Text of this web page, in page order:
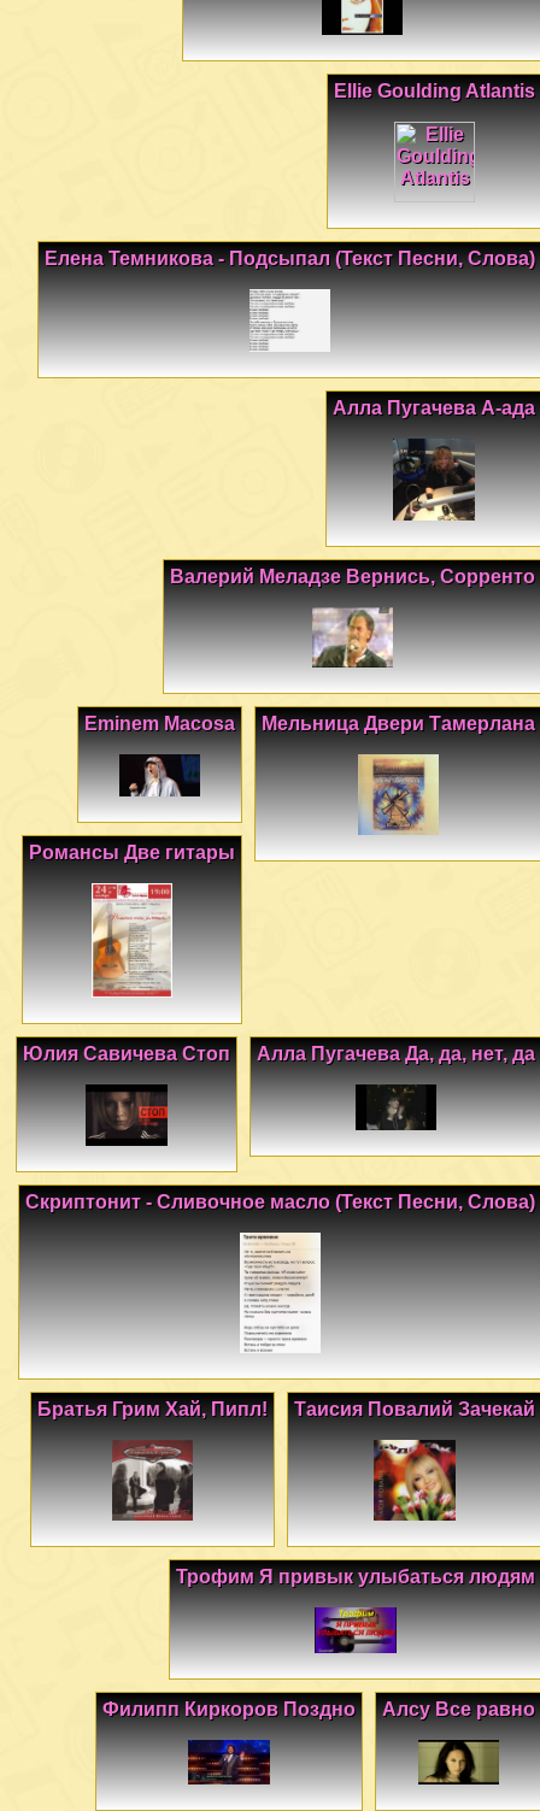
Ellie Goulding Atlantis
Елена Темникова - Подсыпал (Текст Песни, Слова)
Алла Пугачева А-ада
Валерий Меладзе Вернись, Сорренто
Мельница Двери Тамерлана
Eminem Macosa
Романсы Две гитары
Алла Пугачева Да, да, нет, да
Юлия Савичева Стоп
Скриптонит - Сливочное масло (Текст Песни, Слова)
Таисия Повалий Зачекай
Братья Грим Хай, Пипл!
Трофим Я привык улыбаться людям
Алсу Все равно
Филипп Киркоров Поздно